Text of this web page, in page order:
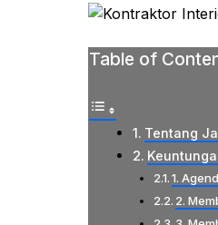
Table of
Tentang
1.
2.